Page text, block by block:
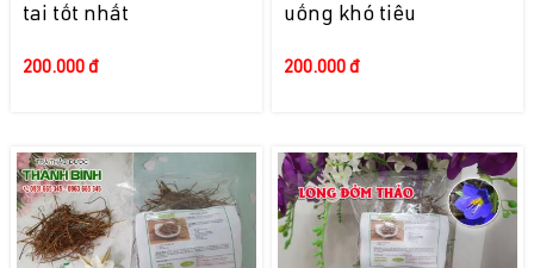
tai tốt nhất
200.000 đ
uống khó tiêu
200.000 đ